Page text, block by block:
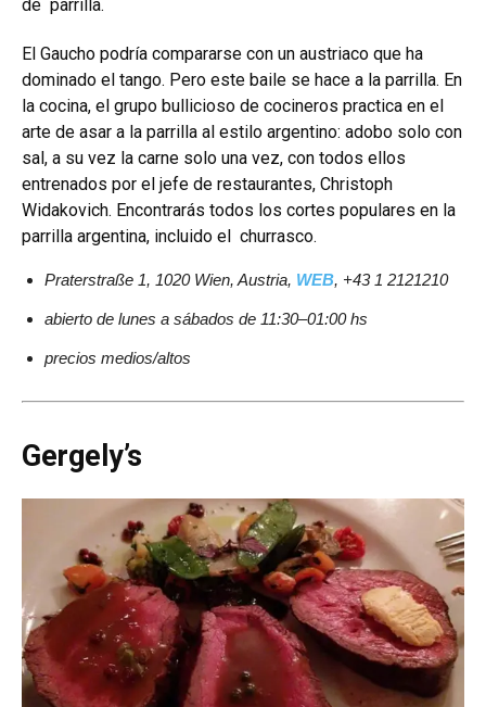
de parrilla.
El Gaucho podría compararse con un austriaco que ha
dominado el tango. Pero este baile se hace a la parrilla. En
la cocina, el grupo bullicioso de cocineros practica en el
arte de asar a la parrilla al estilo argentino: adobo solo con
sal, a su vez la carne solo una vez, con todos ellos
entrenados por el jefe de restaurantes, Christoph
Widakovich. Encontrarás todos los cortes populares en la
parrilla argentina, incluido el churrasco.
Praterstraße 1, 1020 Wien, Austria, WEB, +43 1 2121210
abierto de lunes a sábados de 11:30–01:00 hs
precios medios/altos
Gergely’s